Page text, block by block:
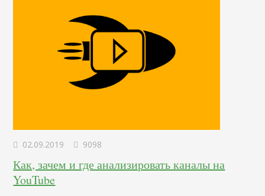
02.09.2019 9098
Как, зачем и где анализировать каналы на
YouTube